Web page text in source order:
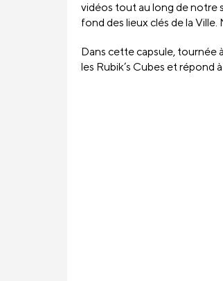
vidéos tout au long de notre
fond des lieux clés de la
Dans cette capsule, tournée
les Rubik’s Cubes et répond